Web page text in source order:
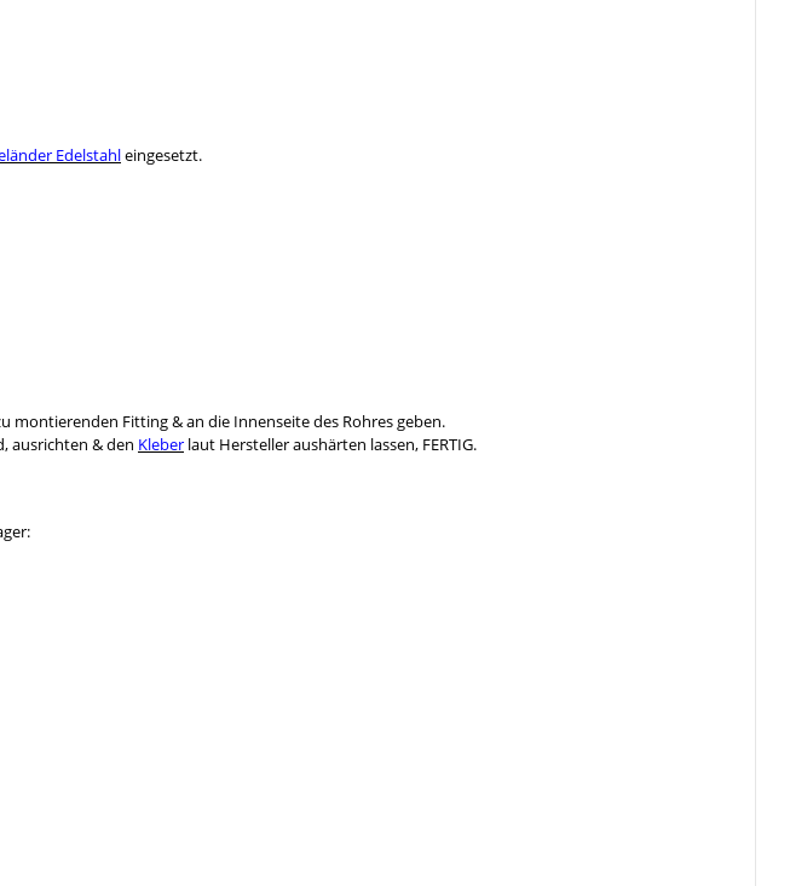
Edelstahleingesetzt.
montierenden Fitting & an die Innenseite des Rohres geben.
ausrichten & den Kleber laut Hersteller aushärten lassen, FERTIG.